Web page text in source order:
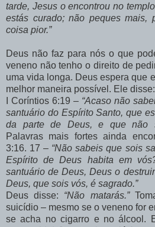
tarde, Jesus o encontrou no
estás curado; não peques mais,
coisa pior.”
Deus não faz para nós o que
veneno não tenho o direito de
uma vida longa. Deus espera que
melhor maneira possível. Ele disse:
I Coríntios 6:19 – “Acaso não
santuário do Espírito Santo, que
da parte de Deus, e que não
Palavras mais fortes ainda
3:16. 17 – “Não sabeis que sois
Espírito de Deus habita em
santuário de Deus, Deus o
Deus, que sois vós, é sagrado.”
Deus disse: “Não matarás.”
suicídio – mesmo se o veneno for
se acha no cigarro e no álcool.